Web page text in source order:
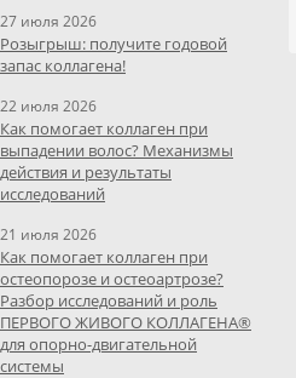
27 июля 2026
Розыгрыш: получите годовой
запас коллагена!
22 июля 2026
Как помогает коллаген при
выпадении волос? Механизмы
действия и результаты
исследований
21 июля 2026
Как помогает коллаген при
остеопорозе и остеоартрозе?
Разбор исследований и роль
ПЕРВОГО ЖИВОГО КОЛЛАГЕНА®
для опорно-двигательной
системы